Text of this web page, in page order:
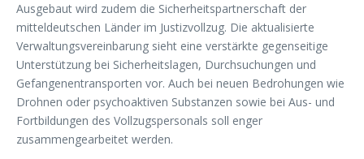
Ausgebaut wird zudem die Sicherheitspartnerschaft der
mitteldeutschen Länder im Justizvollzug. Die aktualisierte
Verwaltungsvereinbarung sieht eine verstärkte gegenseitige
Unterstützung bei Sicherheitslagen, Durchsuchungen und
Gefangenentransporten vor. Auch bei neuen Bedrohungen wie
Drohnen oder psychoaktiven Substanzen sowie bei Aus- und
Fortbildungen des Vollzugspersonals soll enger
zusammengearbeitet werden.